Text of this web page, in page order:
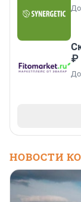
До
₽
До
НОВОСТИ